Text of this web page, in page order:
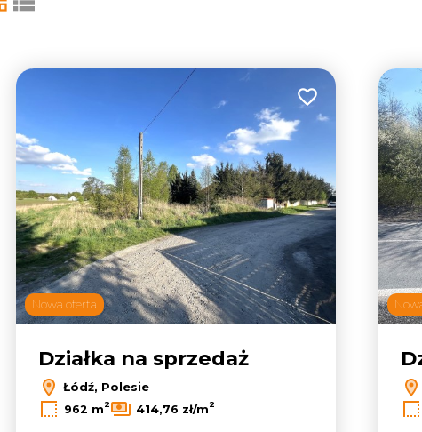
17
lista
Nowa oferta
Dodaj do
Działka na sprzedaż
Łódź, Polesie
962 m2 414,76 zł/m2